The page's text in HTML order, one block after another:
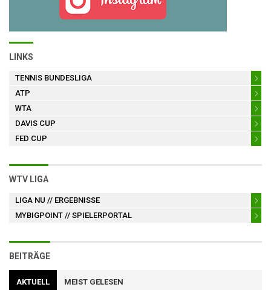
LINKS
TENNIS BUNDESLIGA
ATP
WTA
DAVIS CUP
FED CUP
WTV LIGA
LIGA NU // ERGEBNISSE
MYBIGPOINT // SPIELERPORTAL
BEITRÄGE
AKTUELL MEIST GELESEN